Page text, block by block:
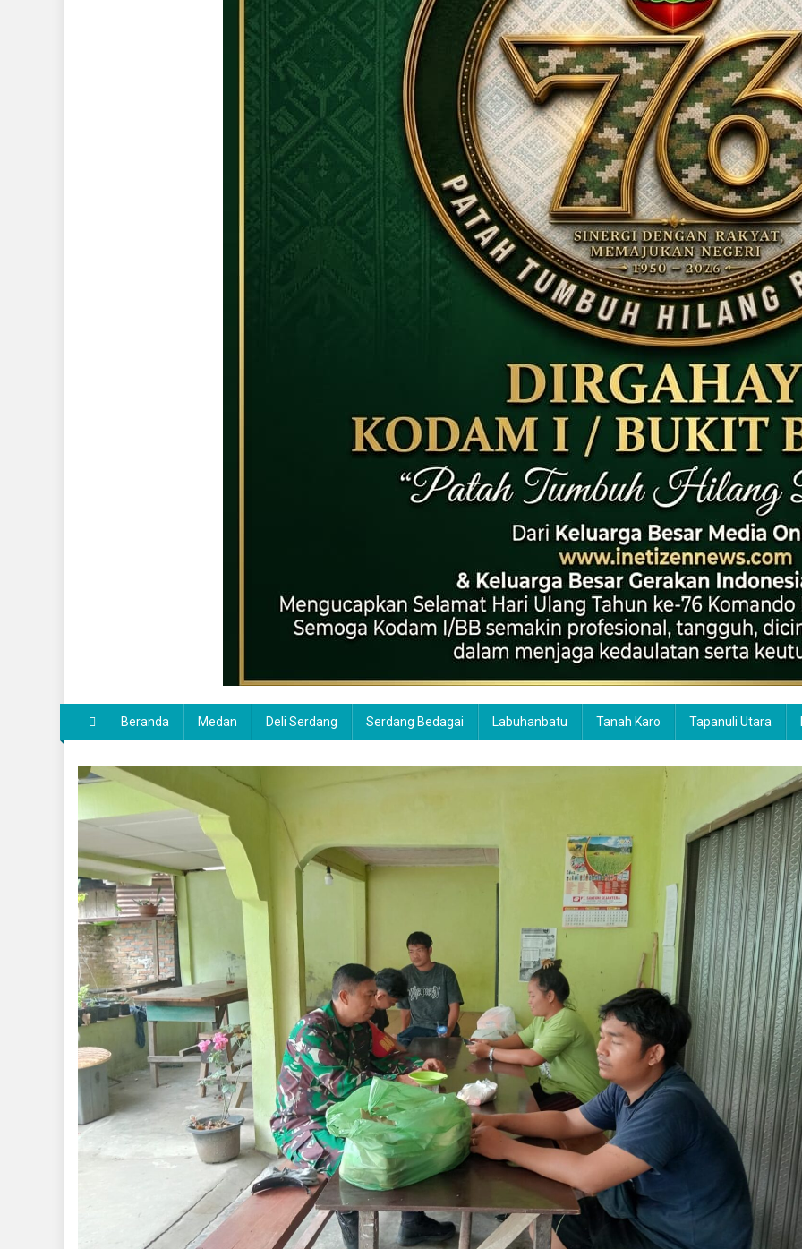
Beranda Medan Deli Serdang Serdang Bedagai Labuhanbatu Tanah Karo Tapanuli Utara